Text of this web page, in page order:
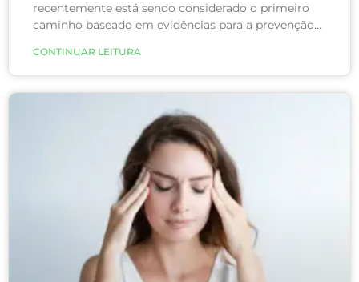
recentemente está sendo considerado o primeiro
caminho baseado em evidências para a prevenção
orientações atuais para a prevenção do Alzheimer.
CONTINUAR LEITURA